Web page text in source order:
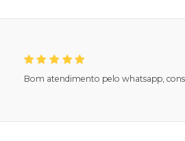
Bom atendimento pelo whatsapp,